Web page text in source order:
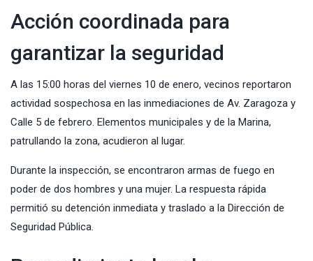
Acción coordinada para
garantizar la seguridad
A las 15:00 horas del viernes 10 de enero, vecinos reportaron
actividad sospechosa en las inmediaciones de Av. Zaragoza y
Calle 5 de febrero. Elementos municipales y de la Marina,
patrullando la zona, acudieron al lugar.
Durante la inspección, se encontraron armas de fuego en
poder de dos hombres y una mujer. La respuesta rápida
permitió su detención inmediata y traslado a la Dirección de
Seguridad Pública.